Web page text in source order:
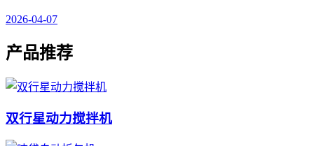
2026-04-07
产品推荐
双行星动力搅拌机